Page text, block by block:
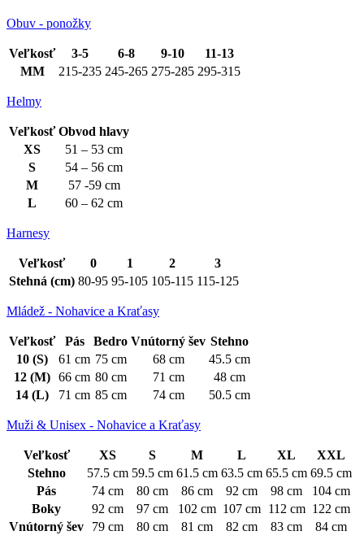
Obuv - ponožky
Veľkosť 3-5 6-8 9-10
11-13
MM
215-235 245-265 275-285 295-315
Helmy
Veľkosť Obvod hlavy
XS
51 – 53 cm
S
54 – 56 cm
M
57 -59 cm
L
60 – 62 cm
Harnesy
Veľkosť 0 1 2
3
Stehná (cm) 80-95 95-105 105-115 115-125
Mládež - Nohavice a Kraťasy
Veľkosť Pás Bedro Vnútorný šev Stehno
10 (S)
61 cm 75 cm 68 cm
45.5 cm
12 (M) 66 cm 80 cm 71 cm
48 cm
14 (L)
71 cm 85 cm 74 cm 50.5 cm
Muži & Unisex - Nohavice a Kraťasy
Veľkosť XS S M L XL
XXL
Stehno
57.5 cm 59.5 cm 61.5 cm 63.5 cm 65.5 cm 69.5 cm
Pás
74 cm 80 cm 86 cm 92 cm 98 cm
104 cm
Boky
92 cm 97 cm 102 cm 107 cm 112 cm 122 cm
Vnútorný šev
79 cm 80 cm 81 cm 82 cm 83 cm 84 cm